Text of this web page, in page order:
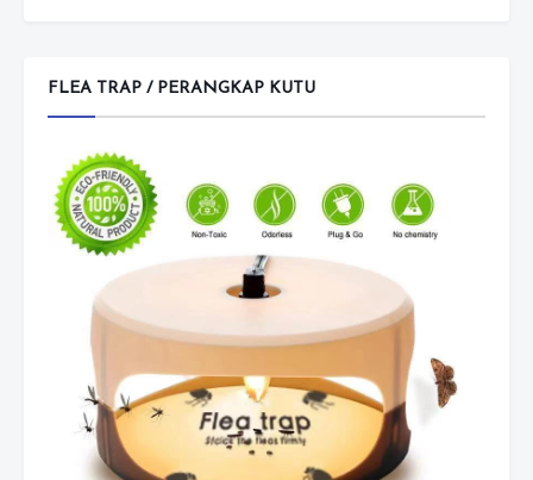
FLEA TRAP / PERANGKAP KUTU